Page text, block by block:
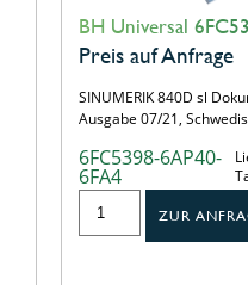
BH Universal
Preis auf Anfrage
SINUMERIK 840D sl
Ausgabe 07/21,
6FC5398-6AP40-
6FA4
ZUR